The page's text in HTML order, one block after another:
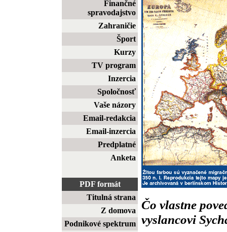
Finančné
spravodajstvo
Zahraničie
Šport
Kurzy
TV program
Inzercia
Spoločnosť
Vaše názory
Email-redakcia
Email-inzercia
Predplatné
Anketa
PDF formát
Titulná strana
Z domova
Podnikové spektrum
Čo vlastne
vyslancovi